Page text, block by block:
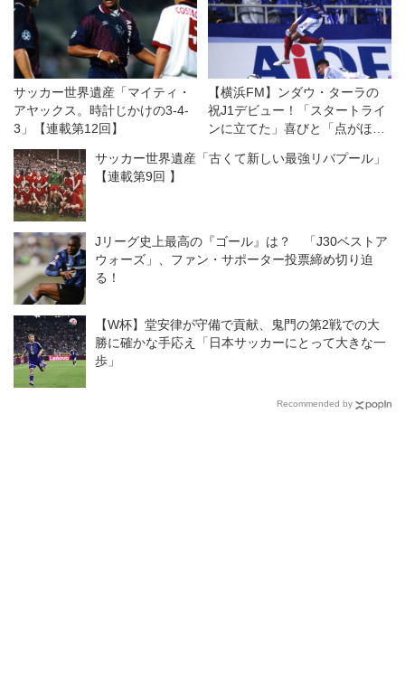
サッカー世界遺産「マイティ・
アヤックス。時計じかけの3-4-
3」【連載第12回】
【横浜FM】ンダウ・ターラの
祝J1デビュー！「スタートライ
ンに立てた」喜びと「点がほし
サッカー世界遺産「古くて新しい最強リバプール」
【連載第9回 】
Jリーグ史上最高の『ゴール』は？ 「J30ベストア
ウォーズ」、ファン・サポーター投票締め切り迫
る！
【W杯】堂安律が守備で貢献、鬼門の第2戦での大
勝に確かな手応え「日本サッカーにとって大きな一
歩」
Recommended by